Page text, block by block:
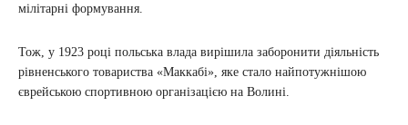
мілітарні формування.
Тож, у 1923 році польська влада вирішила заборонити діяльність
рівненського товариства «Маккабі», яке стало найпотужнішою
єврейською спортивною організацією на Волині.